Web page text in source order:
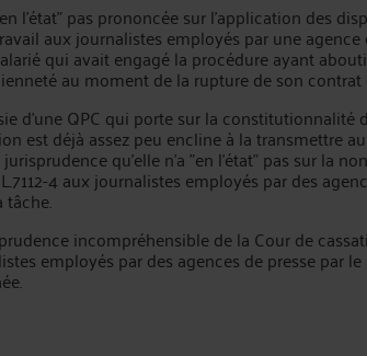
l'état" pas prononcée sur l'application des
aux journalistes employés par une agence
qui avait engagé la procédure ayant
au moment de la rupture de son
d'une QPC qui porte sur la constitutionnalité
est déjà assez peu encline à la transmettre
qu'elle n'a "en l'état" pas sur la
4 aux journalistes employés par des
tâche.
incompréhensible de la Cour de
employés par des agences de presse par le